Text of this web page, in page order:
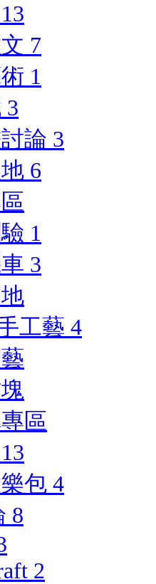
13
7
1
3
論 3
6
1
3
工藝 4
區
13
包 4
8
2